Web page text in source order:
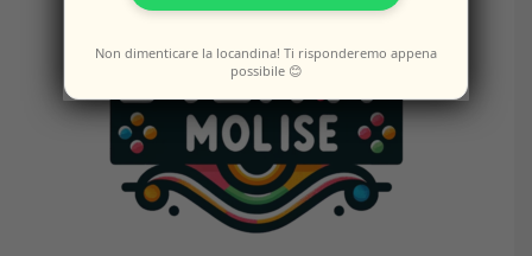
Non dimenticare la locandina! Ti risponderemo appena
possibile 😊